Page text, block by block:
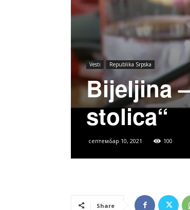
Vesti Republika Srpska
Bijeljina
stolica“
септембар 10, 2021 100
Share